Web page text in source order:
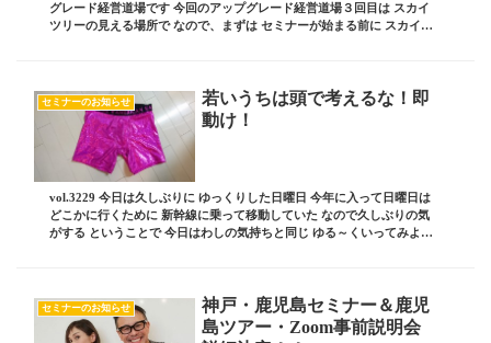
グレード経営道場です 今回のアップグレード経営道場３回目は スカイ
ツリーの見える場所で なので、まずは セミナーが始まる前に スカイツ
セミナーのお知らせ
若いうちは頭で考えるな！即
動け！
vol.3229 今日は久しぶりに ゆっくりした日曜日 今年に入って日曜日は
どこかに行くために 新幹線に乗って移動していた なので久しぶりの気
がする ということで 今日はわしの気持ちと同じ ゆる～くいってみよう
セミナーのお知らせ
神戸・鹿児島セミナー＆鹿児
島ツアー・Zoom事前説明会